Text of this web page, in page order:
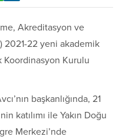
Akreditasyon ve
2021-22 yeni akademik
Koordinasyon Kurulu
başkanlığında, 21
katılımı ile Yakın Doğu
Merkezi’nde